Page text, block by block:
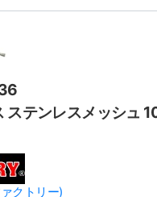
ステンレスメッシュ
クトリー)